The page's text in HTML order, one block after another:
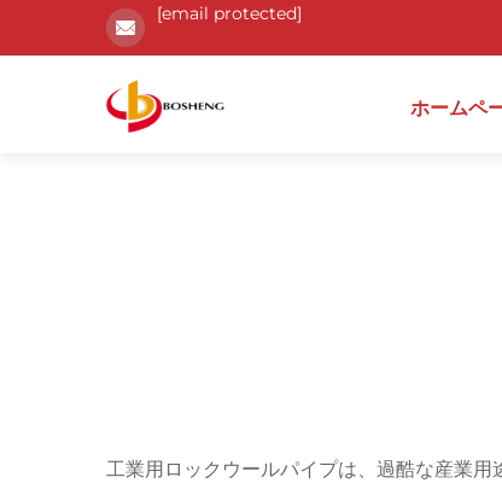
[email protected]
ホームペ
工業用ロックウールパイプは、過酷な産業